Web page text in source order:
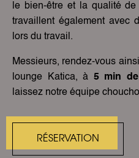
le bien-être et la qualité
travaillent également avec
lors du travail.
Messieurs, rendez-vous
lounge Katica, à 5 min
laissez notre équipe
RÉSERVATION